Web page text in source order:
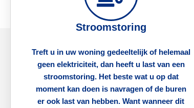
Stroomstoring
Treft u in uw woning gedeeltelijk of helemaal
geen elektriciteit, dan heeft u last van een
stroomstoring. Het beste wat u op dat
moment kan doen is navragen of de buren
er ook last van hebben. Want wanneer dit